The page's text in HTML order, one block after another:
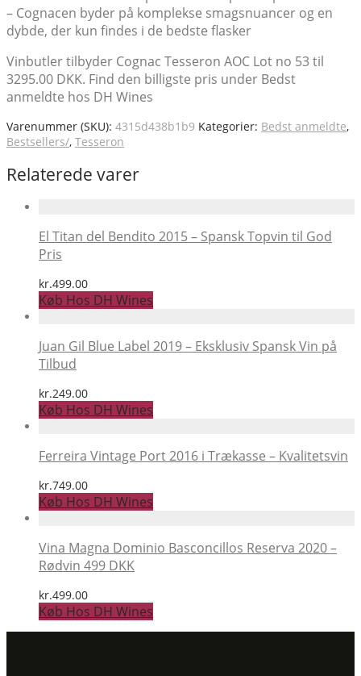
– Cognacen byder på komplekse smagsnuancer og en
dybde, der kun findes i de bedste flasker
Vinbutler tilbyder Cognac Tesseron AOC Lot no 53 til
3295.00 DKK. Find den billigste pris under Bedst
anmeldte hos DH Wines
Varenummer (SKU): 4315d438b1b9 Kategorier: Bedst anmeldte,
Bestsellers/, Tesseron
Relaterede varer
El Titan del Bendito 2015 – Spansk Topvin til God
Pris
kr.499.00
Køb Hos DH Wines
Juan Gil Blue Label 2019 – Eksklusiv Spansk Vin på
Tilbud
kr.249.00
Køb Hos DH Wines
Ferreira Vintage Port 2016 i Trækasse – Kvalitetsvin
kr.749.00
Køb Hos DH Wines
Vina Magna Dominio Basconcillos Reserva 2020 –
Rødvin 499 DKK
kr.499.00
Køb Hos DH Wines